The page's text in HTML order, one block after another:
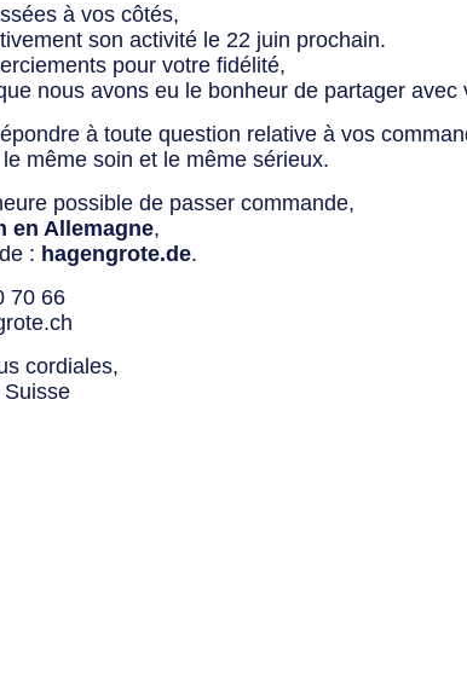
à vos côtés,
son activité le 22 juin prochain.
pour votre fidélité,
nous avons eu le bonheur de partager avec
à toute question relative à vos
même soin et le même sérieux.
possible de passer commande,
en Allemagne,
: hagengrote.de.
70 66
cordiales,